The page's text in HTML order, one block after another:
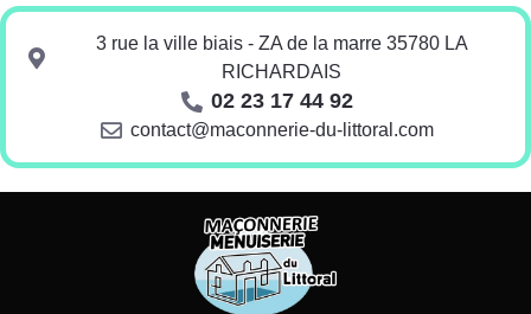
3 rue la ville biais - ZA de la marre 35780 LA
RICHARDAIS
02 23 17 44 92
contact@maconnerie-du-littoral.com